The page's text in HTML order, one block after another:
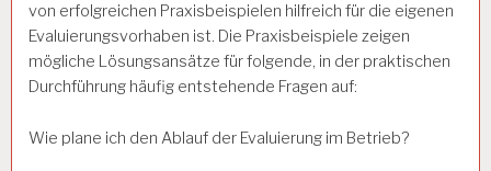
von erfolgreichen Praxisbeispielen hilfreich für die eigenen
Evaluierungsvorhaben ist. Die Praxisbeispiele zeigen
mögliche Lösungsansätze für folgende, in der praktischen
Durchführung häufig entstehende Fragen auf:
Wie plane ich den Ablauf der Evaluierung im Betrieb?